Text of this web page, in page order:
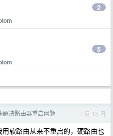
2
5
解决路由器重启问题 7 月 15 日
软路由从来不重启的，硬路由也